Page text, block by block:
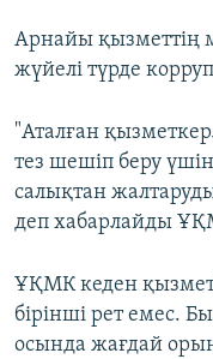
Арнайы қызметтің
жүйелі түрде
"Аталған
тез шешіп беру
салықтан
деп хабарлайды
ҰҚМК кеден
бірінші рет емес.
осында жағдай